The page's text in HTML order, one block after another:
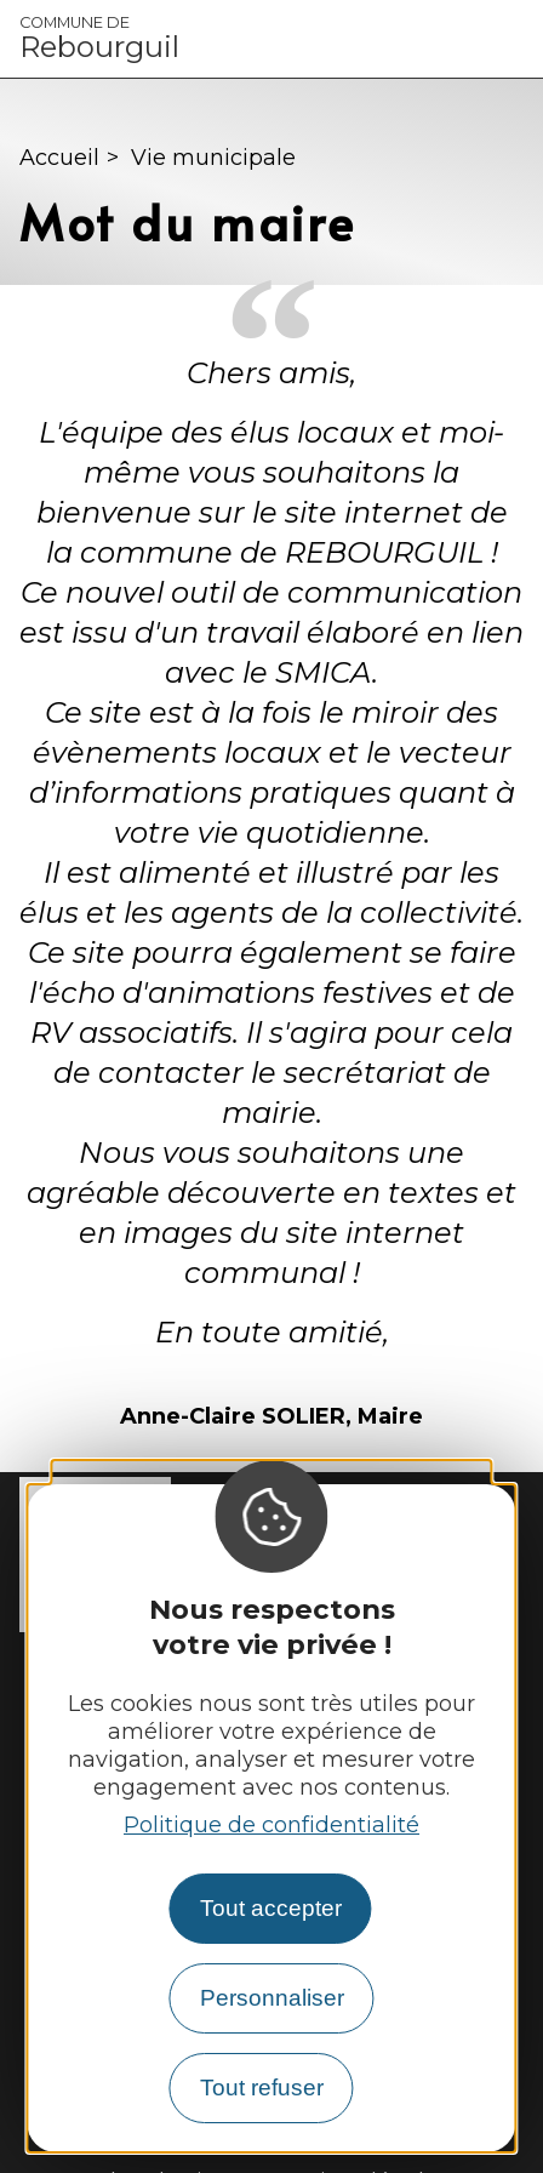
Panneau de gestion des cookies
Nous respectons
votre vie privée !
Les cookies nous sont très utiles pour
améliorer votre expérience de
navigation, analyser et mesurer votre
engagement avec nos contenus.
Politique de confidentialité
Tout accepter
Personnaliser
Tout refuser
COMMUNE DE
Rebourguil
Accueil > Vie municipale
Mot du maire
Chers amis,
L'équipe des élus locaux et moi-
même vous souhaitons la
bienvenue sur le site internet de
la commune de REBOURGUIL !
Ce nouvel outil de communication
est issu d'un travail élaboré en lien
avec le SMICA.
Ce site est à la fois le miroir des
évènements locaux et le vecteur
d’informations pratiques quant à
votre vie quotidienne.
Il est alimenté et illustré par les
élus et les agents de la collectivité.
Ce site pourra également se faire
l'écho d'animations festives et de
RV associatifs. Il s'agira pour cela
de contacter le secrétariat de
mairie.
Nous vous souhaitons une
agréable découverte en textes et
en images du site internet
communal !
En toute amitié,
Anne-Claire SOLIER, Maire
MAIRIE DEREBOURGUIL
2 place de l’Eglise
Tél. :05 65 99 83 11
Mardi et jeudi de 14h00 à 17h00
Vendredi de 9h00 à 12h00
Nous contacter
Vie municipale
Démarches, infos pratiques